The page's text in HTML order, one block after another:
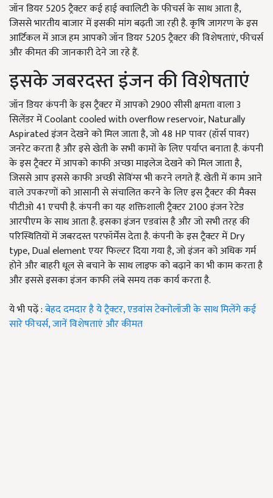
जॉन डियर 5205 ट्रैक्टर कई हाई क्वालिटी के फीचर्स के साथ आता है,
जिससे भारतीय बाजार में इसकी मांग बढ़ती जा रही है. कृषि जागरण के इस
आर्टिकल में आज हम आपको जॉन डियर 5205 ट्रैक्टर की विशेषताएं, फीचर्स
और कीमत की जानकारी देने जा रहे हैं.
इसके जबरदस्त इंजन की विशेषताएं
जॉन डियर कंपनी के इस ट्रैक्टर में आपको 2900 सीसी क्षमता वाला 3
सिलेंडर में Coolant cooled with overflow reservoir, Naturally
Aspirated इंजन देखने को मिल जाता है, जो 48 HP पावर (हॉर्स पावर)
जनरेट करता है और इसे खेती के सभी कामों के लिए पर्याप्त बनाता है. कंपनी
के इस ट्रैक्टर में आपको काफी अच्छा माइलेज देखने को मिल जाता है,
जिससे आप इससे काफी अच्छी सेविंग्स भी करने लगते हैं. खेती में काम आने
वाले उपकरणों को आसानी से संचालित करने के लिए इस ट्रैक्टर की मैक्स
पीटीओ 41 एचपी है. कंपनी का यह शक्तिशाली ट्रैक्टर 2100 इंजन रेटेड
आरपीएम के साथ आता है. इसका इंजन एडवांस है और जो सभी तरह की
परिस्थितियों में जबरदस्त परफॉर्मेंस देता है. कंपनी के इस ट्रैक्टर में Dry
type, Dual element एयर फिल्टर दिया गया है, जो इंजन को अधिक गर्म
होने और बाहरी धूल से बचाने के साथ लाइफ को बढ़ाने का भी काम करता है
और इससे इसका इंजन काफी लंबे समय तक कार्य करता है.
ये भी पढ़ें :बेहद दमदार है ये ट्रैक्टर, एडवांस टेक्नोलॉजी के साथ मिलेंगे कई
सारे फीचर्स, जानें विशेषताएं और कीमत